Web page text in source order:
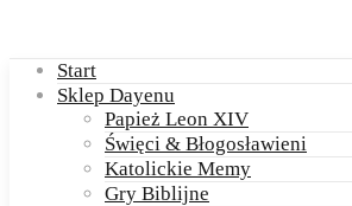
Start
Sklep Dayenu
Papież Leon XIV
Święci & Błogosławieni
Katolickie Memy
Gry Biblijne